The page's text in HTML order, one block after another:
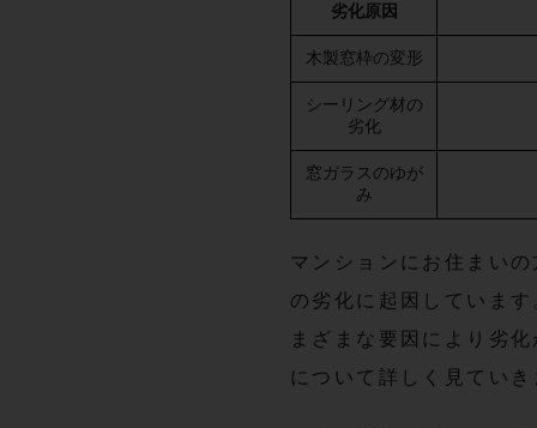
劣化原因
木製窓枠の変形
シーリング材の
劣化
窓ガラスのゆが
み
マンションにお住まい
の劣化に起因していま
まざまな要因により劣
について詳しく見ていき